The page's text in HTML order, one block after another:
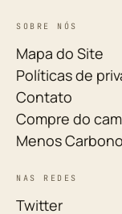
SOBRE NÓS
Mapa do Site
Políticas de
Contato
Compre do
Menos Carbono
NAS REDES
Twitter